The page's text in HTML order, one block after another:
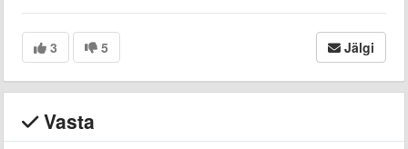
3 5 Jälgi
Vasta